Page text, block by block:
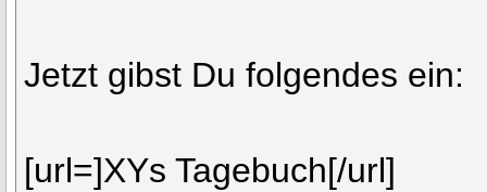
Jetzt gibst Du folgendes ein:
[url=]XYs Tagebuch[/url]